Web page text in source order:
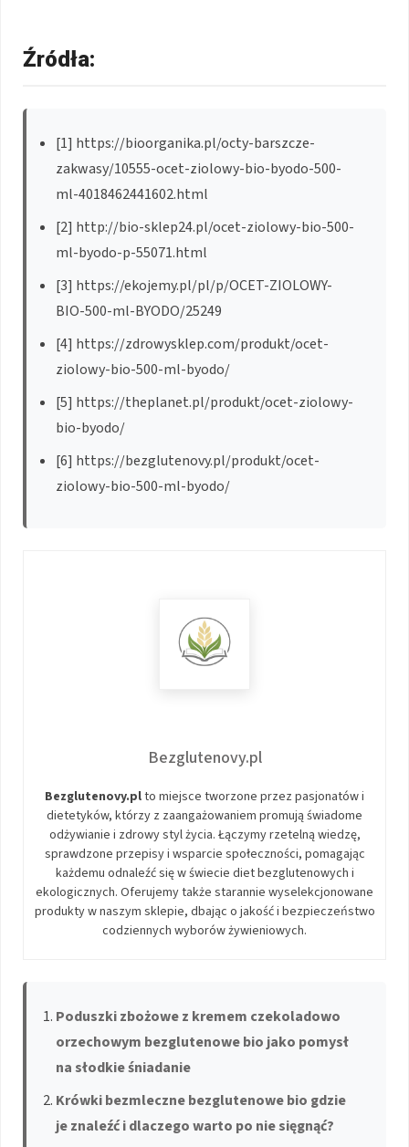
Źródła:
[1] https://bioorganika.pl/octy-barszcze-
zakwasy/10555-ocet-ziolowy-bio-byodo-500-
ml-4018462441602.html
[2] http://bio-sklep24.pl/ocet-ziolowy-bio-500-
ml-byodo-p-55071.html
[3] https://ekojemy.pl/pl/p/OCET-ZIOLOWY-
BIO-500-ml-BYODO/25249
[4] https://zdrowysklep.com/produkt/ocet-
ziolowy-bio-500-ml-byodo/
[5] https://theplanet.pl/produkt/ocet-ziolowy-
bio-byodo/
[6] https://bezglutenovy.pl/produkt/ocet-
ziolowy-bio-500-ml-byodo/
Bezglutenovy.pl
Bezglutenovy.plto miejsce tworzone przez pasjonatów i
dietetyków, którzy z zaangażowaniem promują świadome
odżywianie i zdrowy styl życia. Łączymy rzetelną wiedzę,
sprawdzone przepisy i wsparcie społeczności, pomagając
każdemu odnaleźć się w świecie diet bezglutenowych i
ekologicznych. Oferujemy także starannie wyselekcjonowane
produkty w naszym sklepie, dbając o jakość i bezpieczeństwo
codziennych wyborów żywieniowych.
Poduszki zbożowe z kremem czekoladowo
orzechowym bezglutenowe bio jako pomysł
na słodkie śniadanie
Krówki bezmleczne bezglutenowe bio gdzie
je znaleźć i dlaczego warto po nie sięgnąć?